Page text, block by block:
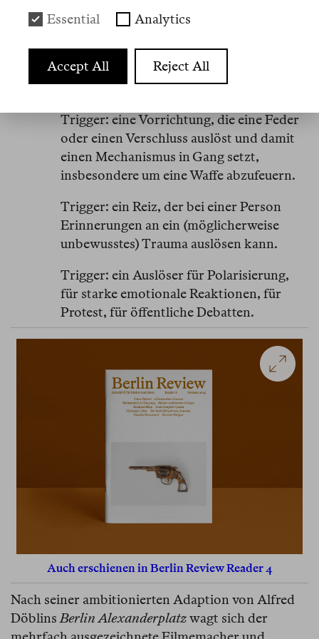
Wild. einleitet, ist zärtlich, vorsichtig, geradezu
Stunden die Leinwand beherrschen wird, ist sein
Gegenbild: kühl, brutal, wild. Was versucht dieser
Film, und wen könnte er «triggern»?
Trigger: eine Vorrichtung, die eine Feder
oder einen Verschluss auslöst und damit
einen Mechanismus in Gang setzt,
insbesondere um eine Waffe abzufeuern.
Trigger: ein Reiz, der bei einer Person
Erinnerungen an ein (möglicherweise
unbewusstes) Trauma auslösen kann.
Trigger: ein Auslöser für Polarisierung,
für starke emotionale Reaktionen, für
Protest, für öffentliche Debatten.
Auch erschienen in Berlin Review Reader 4
Nach seiner ambitionierten Adaption von Alfred
Döblins Berlin Alexanderplatzwagt sich der
Essential Analytics
Accept All Reject All